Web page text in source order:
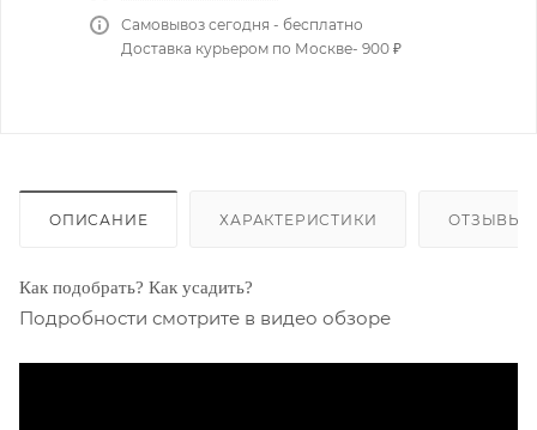
Самовывоз сегодня - бесплатно
Доставка курьером по Москве- 900 ₽
ОПИСАНИЕ ХАРАКТЕРИСТИКИ ОТЗЫВЫ
Как подобрать? Как усадить?
Подробности смотрите в видео обзоре